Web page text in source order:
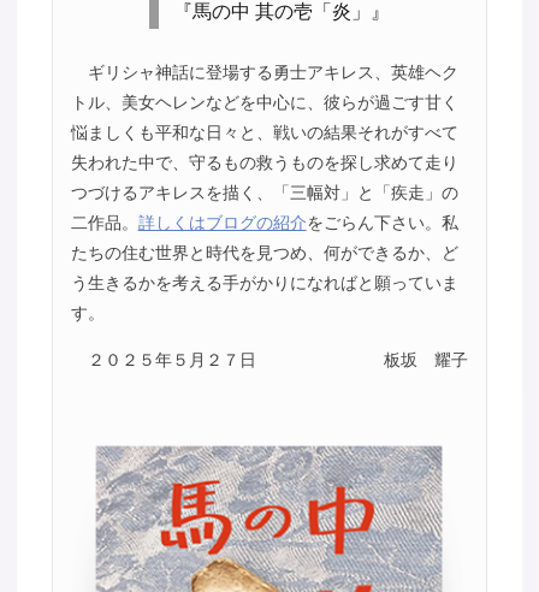
『馬の中 其の壱「炎」』
ギリシャ神話に登場する勇士アキレス、英雄ヘク
トル、美女ヘレンなどを中心に、彼らが過ごす甘く
悩ましくも平和な日々と、戦いの結果それがすべて
失われた中で、守るもの救うものを探し求めて走り
つづけるアキレスを描く、「三幅対」と「疾走」の
二作品。 詳しくはブログの紹介をごらん下さい。私
たちの住む世界と時代を見つめ、何ができるか、ど
う生きるかを考える手がかりになればと願っていま
す。
２０２５年５月２７日 板坂 耀子